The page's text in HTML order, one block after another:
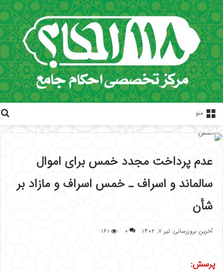
منو
عدم پرداخت مجدد خمس برای اموال
سالماند و اسراف ـ خمس اسراف و مازاد بر
شأن
آخرین بروزرسانی: تیر ۷, ۱۴۰۲ ۰ ۱۶۱
پرسش: